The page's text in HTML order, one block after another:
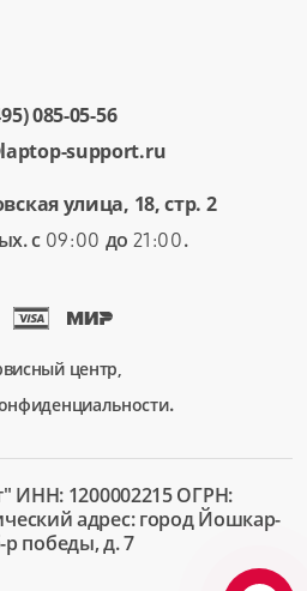
085-05-56
support.ru
улица, 18, стр. 2
с 09:00 до 21:00.
центр,
.
ИНН: 1200002215 ОГРН:
адрес: город Йошкар-
р победы, д. 7
+7 (495)